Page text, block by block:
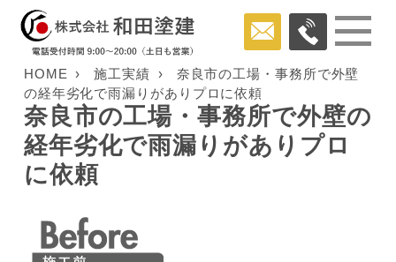
HOME 施工実績
奈良市の工場・事務所で外壁
の経年劣化で雨漏りがありプロに依頼
奈良市の工場・事務所で外壁の
経年劣化で雨漏りがありプロ
に依頼